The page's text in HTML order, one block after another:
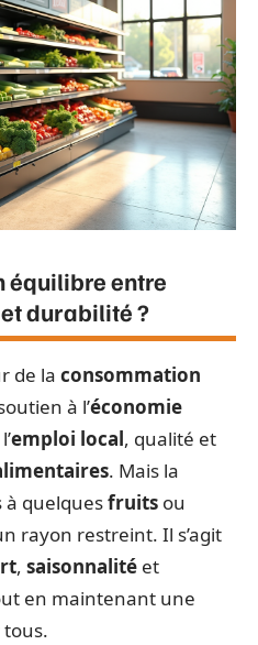
équilibre entre
durabilité ?
de la consommation
à l’économie
emploi local, qualité et
. Mais la
à quelquesfruits ou
rayon restreint. Il s’agit
, saisonnalité et
en maintenant une